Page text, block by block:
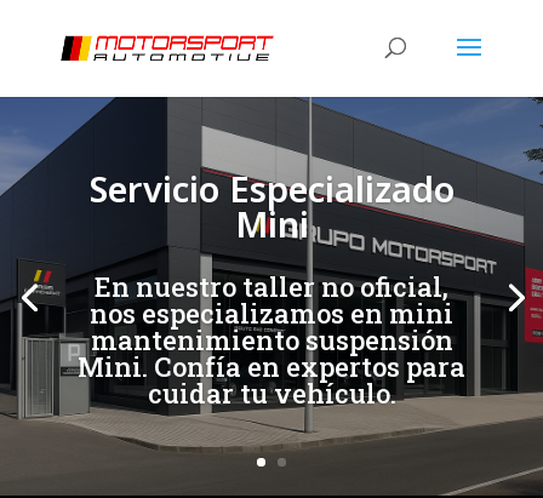
Servicio Especializado
Mini
En nuestro taller no oficial,
nos especializamos en mini
mantenimiento suspensión
Mini. Confía en expertos para
cuidar tu vehículo.
[/et_pb_slide][/et_pb_slide]